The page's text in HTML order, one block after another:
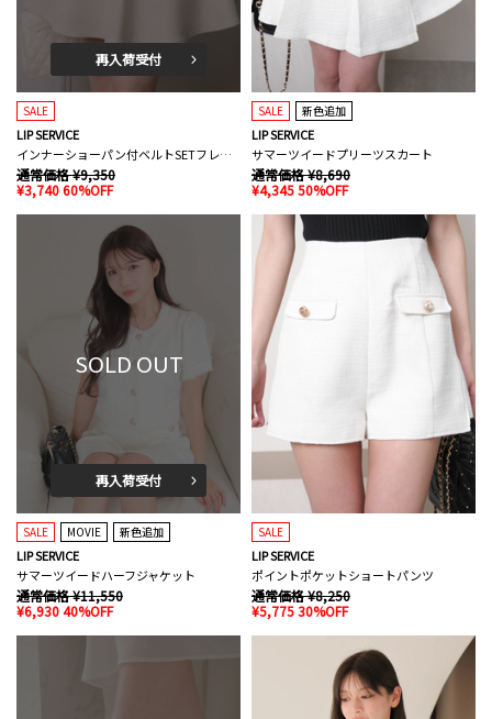
再入荷受付
SALE
LIP SERVICE
インナーショーパン付ベルトSETフレアスカート
通常価格 ¥9,350
¥3,740 60%OFF
SALE 新色追加
LIP SERVICE
サマーツイードプリーツスカート
通常価格 ¥8,690
¥4,345 50%OFF
SOLD OUT
再入荷受付
SALE MOVIE 新色追加
LIP SERVICE
サマーツイードハーフジャケット
通常価格 ¥11,550
¥6,930 40%OFF
SALE
LIP SERVICE
ポイントポケットショートパンツ
通常価格 ¥8,250
¥5,775 30%OFF